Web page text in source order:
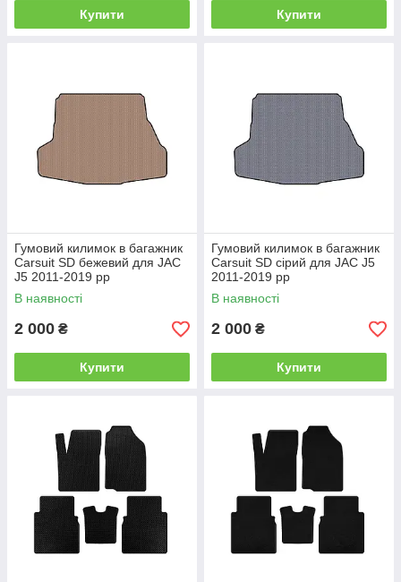
Купити Купити
Гумовий килимок в багажник
Carsuit SD бежевий для JAC
J5 2011-2019 рр
В наявності
2 000 ₴
Купити
Гумовий килимок в багажник
Carsuit SD сірий для JAC J5
2011-2019 рр
В наявності
2 000 ₴
Купити